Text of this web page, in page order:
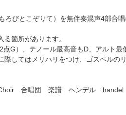
ろびとこぞりて）を無伴奏混声4部合
箇所があります。
G）、テノール最高音もD、アルト最
してはメリハリをつけ、ゴスペルの
合唱団 楽譜 ヘンデル